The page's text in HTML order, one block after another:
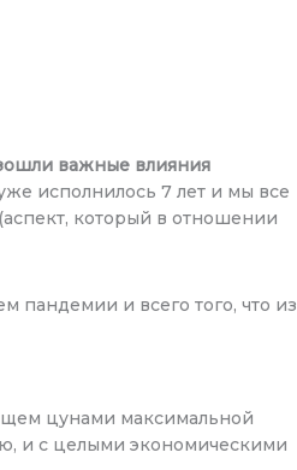
важные влияния
исполнилось 7 лет и мы все
который в отношении
пандемии и всего того, что из
цунами максимальной
и с целыми экономическими